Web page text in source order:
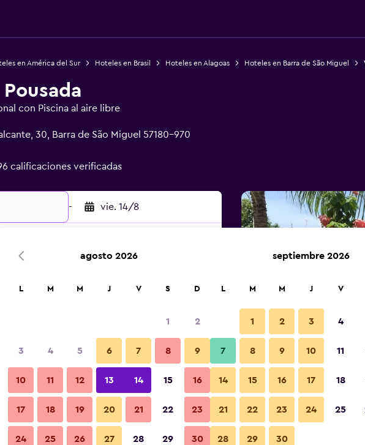
en América del Sur Hoteles en Brasil Hoteles en Alagoas Hoteles en Barra de São Miguel
con Piscina al aire libre
30, Barra de São Miguel 57180-970
calificaciones verificadas
- vie. 14/8
Joia Pousada Ver precios
Joia Pousada Ver precios
Vista del exterior
Fotos
agosto 2026
L M M J V S D
1 2
3 4 5 6 7 8 9
10 11 12 13 14 15 16
17 18 19 20 21 22 23
24 25 26 27 28 29 30
septiembre 2026
L M M J V
1 2 3 4
7 8 9 10 11
14 15 16 17 18
21 22 23 24 25
28 29 30